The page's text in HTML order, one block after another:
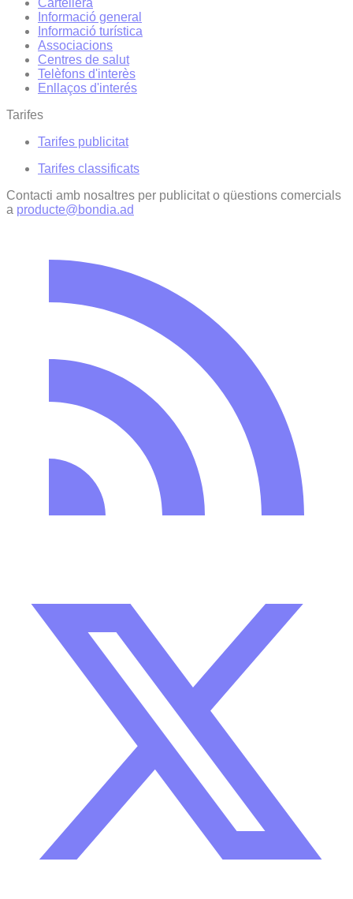
Cartellera
Informació general
Informació turística
Associacions
Centres de salut
Telèfons d'interès
Enllaços d'interés
Tarifes
Tarifes publicitat
Tarifes classificats
Contacti amb nosaltres per publicitat o qüestions comercials
a producte@bondia.ad